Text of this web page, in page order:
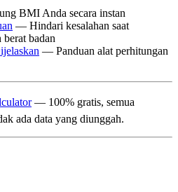
BMI Anda secara instan
— Hindari kesalahan saat
badan
— Panduan alat perhitungan
— 100% gratis, semua
ada data yang diunggah.